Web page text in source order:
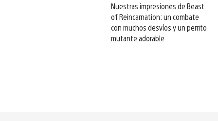
Nuestras impresiones de Beast
of Reincarnation: un combate
con muchos desvíos y un perrito
mutante adorable